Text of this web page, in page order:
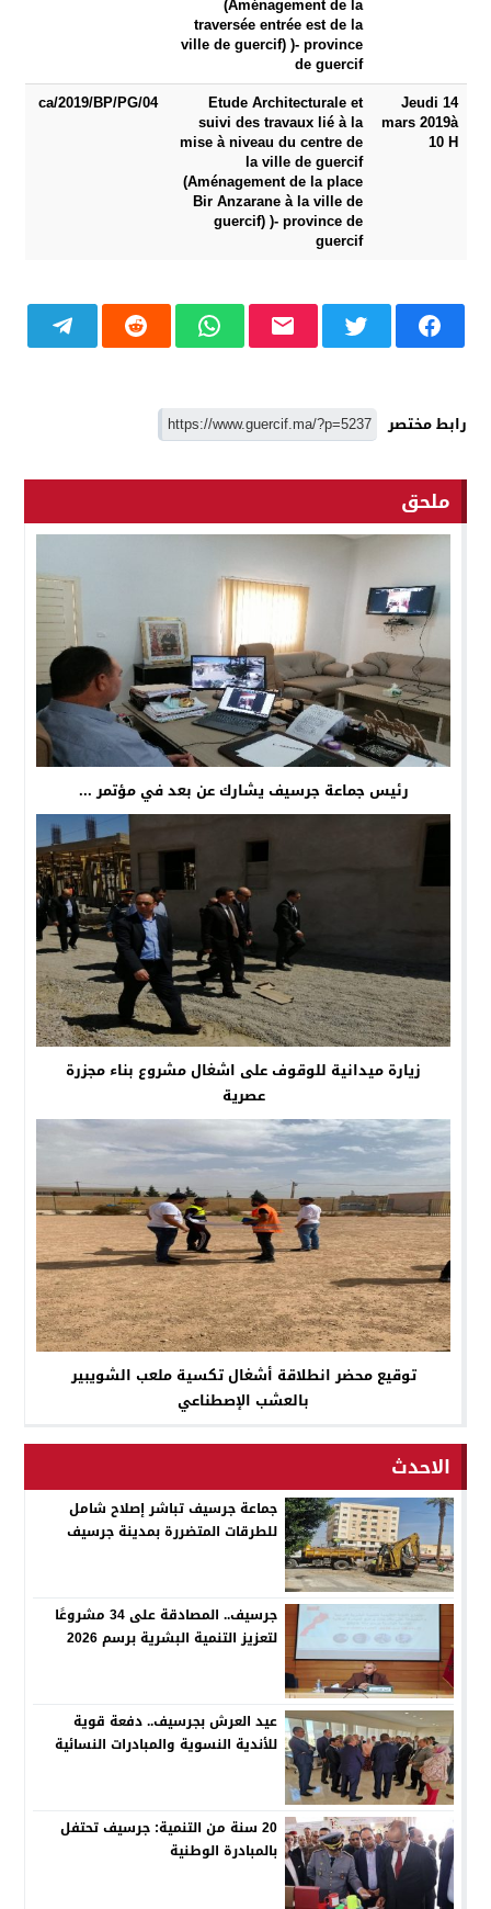
traversée entrée est de la
ville de guercif) )- province
de guercif
Jeudi 14
mars 2019à
10 H
Etude Architecturale et
suivi des travaux lié à la
mise à niveau du centre de
la ville de guercif
(Aménagement de la place
Bir Anzarane à la ville de
guercif) )- province de
guercif
04/ca/2019/BP/PG
رابط مختصر
ملحق
رئيس جماعة جرسيف يشارك عن بعد في مؤتمر ...
زيارة ميدانية للوقوف على اشغال مشروع بناء مجزرة
عصرية
توقيع محضر انطلاقة أشغال تكسية ملعب الشويبير
بالعشب الإصطناعي
الاحدث
جماعة جرسيف تباشر إصلاح شامل
للطرقات المتضررة بمدينة جرسيف
جرسيف.. المصادقة على 34 مشروعًا
لتعزيز التنمية البشرية برسم 2026
عيد العرش بجرسيف.. دفعة قوية
للأندية النسوية والمبادرات النسائية
20 سنة من التنمية: جرسيف تحتفل
بالمبادرة الوطنية